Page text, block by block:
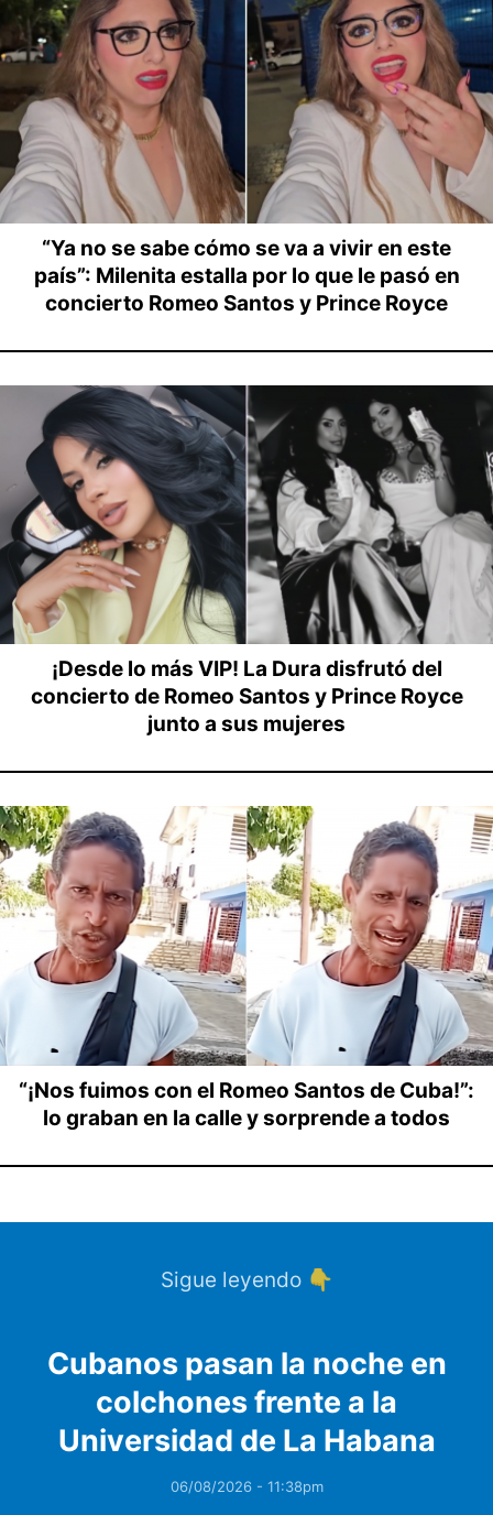
“Ya no se sabe cómo se va a vivir en este
país”: Milenita estalla por lo que le pasó en
concierto Romeo Santos y Prince Royce
¡Desde lo más VIP! La Dura disfrutó del
concierto de Romeo Santos y Prince Royce
junto a sus mujeres
“¡Nos fuimos con el Romeo Santos de Cuba!”:
lo graban en la calle y sorprende a todos
Sigue leyendo 👇